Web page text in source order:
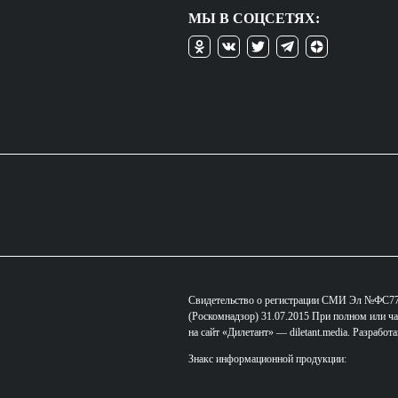
МЫ В СОЦСЕТЯХ:
Свидетельство о регистрации СМИ Эл
(Роскомнадзор) 31.07.2015 При полном или
на сайт «Дилетант» — diletant.media.
Знакс информационной продукции: